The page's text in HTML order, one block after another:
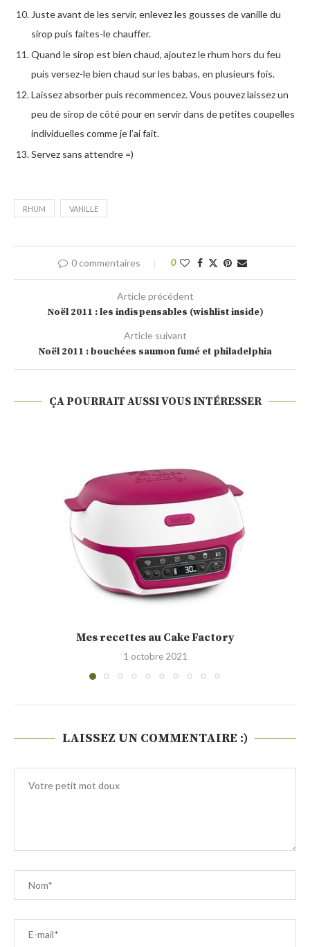
Juste avant de les servir, enlevez les gousses de vanille du
sirop puis faites-le chauffer.
Quand le sirop est bien chaud, ajoutez le rhum hors du feu
puis versez-le bien chaud sur les babas, en plusieurs fois.
Laissez absorber puis recommencez. Vous pouvez laissez un
peu de sirop de côté pour en servir dans de petites coupelles
individuelles comme je l’ai fait.
Servez sans attendre =)
RHUM VANILLE
0 commentaires 0
Article précédent
Noël 2011 : les indispensables (wishlist inside)
Article suivant
Noël 2011 : bouchées saumon fumé et philadelphia
ÇA POURRAIT AUSSI VOUS INTÉRESSER
Cakounet (Philippe Conticini)
28 septembre 2021
LAISSEZ UN COMMENTAIRE :)